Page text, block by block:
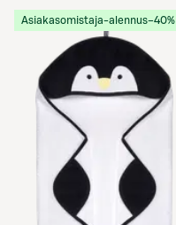
Asiakasomistaja-alennus−40%